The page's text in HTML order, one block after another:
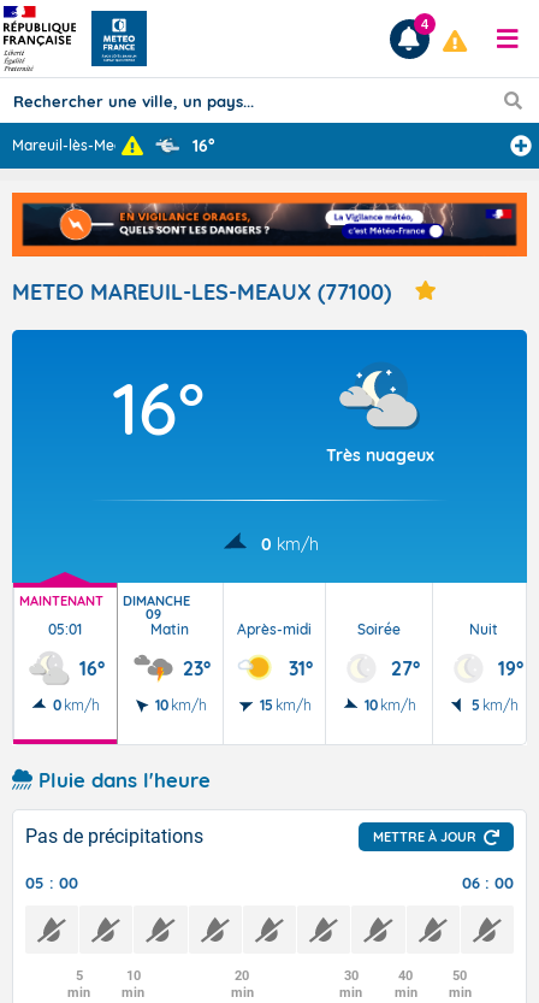
Prévisions
TOUS LES RÉSULTATS
Articles
4
Mareuil-lès-Mea ... 16°
METEO MAREUIL-LES-MEAUX (77100)
16°
Très nuageux
0 km/h
MAINTENANT
05:01
16°
0 km/h
DIMANCHE
09
Matin
23°
10 km/h
Après-midi
31°
15 km/h
Soirée
27°
10 km/h
Nuit
19°
5 km/h
Pluie dans l'heure
Pas de précipitations METTRE À JOUR
05 : 00 06 : 00
5
min
10
min
20
min
30
min
40
min
50
min